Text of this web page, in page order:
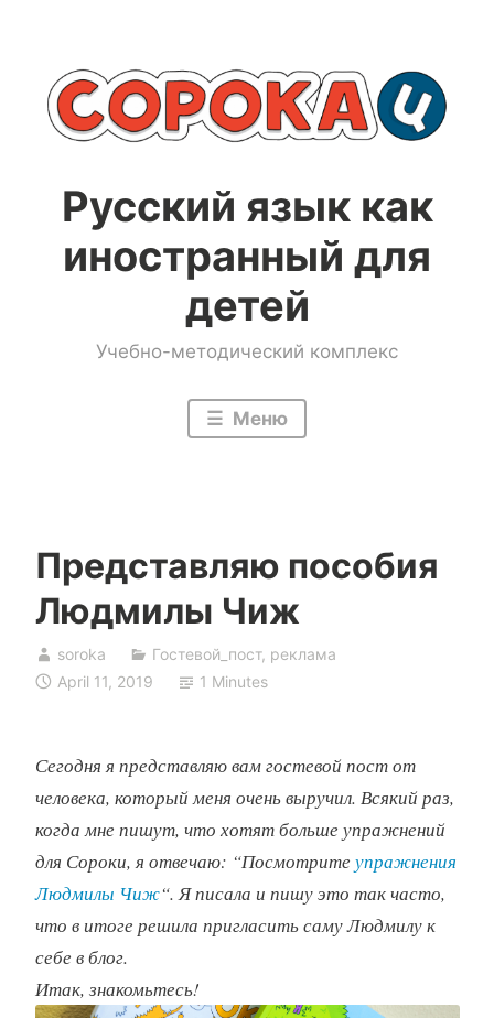
содержимому
Русский язык как
иностранный для
детей
Учебно-методический комплекс
Меню
Представляю пособия
Людмилы Чиж
soroka Гостевой_пост, реклама
April 11, 2019
1 Minutes
Сегодня я представляю вам гостевой пост от
человека, который меня очень выручил. Всякий раз,
когда мне пишут, что хотят больше упражнений
для Сороки, я отвечаю: “Посмотрите упражнения
Людмилы Чиж“. Я писала и пишу это так часто,
что в итоге решила пригласить саму Людмилу к
себе в блог.
Итак, знакомьтесь!